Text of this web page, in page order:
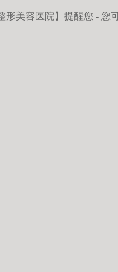
形美容医院】 提醒您 - 您